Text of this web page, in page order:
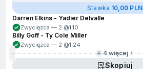
Stawka 10,00 PLN
Darren Elkins - Yadier Delvalle
Zwycięzca — 2 @1.10
Billy Goff - Ty Cole Miller
Zwycięzca — 2 @1.24
4 więcej
Skopiuj